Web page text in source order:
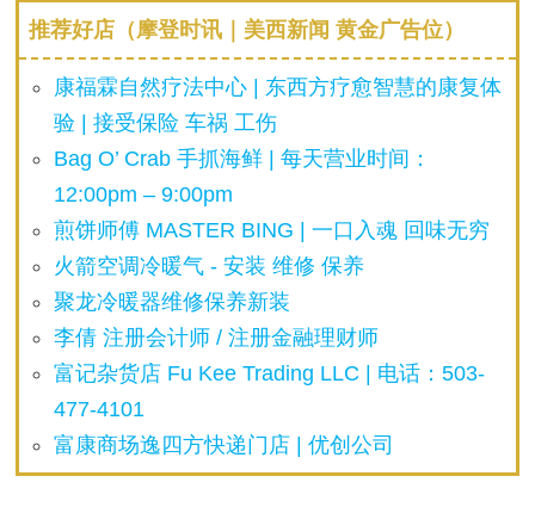
推荐好店（摩登时讯｜美西新闻 黄金广告位）
康福霖自然疗法中心 | 东西方疗愈智慧的康复体
验 | 接受保险 车祸 工伤
Bag O’ Crab 手抓海鲜 | 每天营业时间：
12:00pm – 9:00pm
煎饼师傅 MASTER BING | 一口入魂 回味无穷
火箭空调冷暖气 - 安装 维修 保养
聚龙冷暖器维修保养新装
李倩 注册会计师 / 注册金融理财师
富记杂货店 Fu Kee Trading LLC | 电话：503-
477-4101
富康商场逸四方快递门店 | 优创公司